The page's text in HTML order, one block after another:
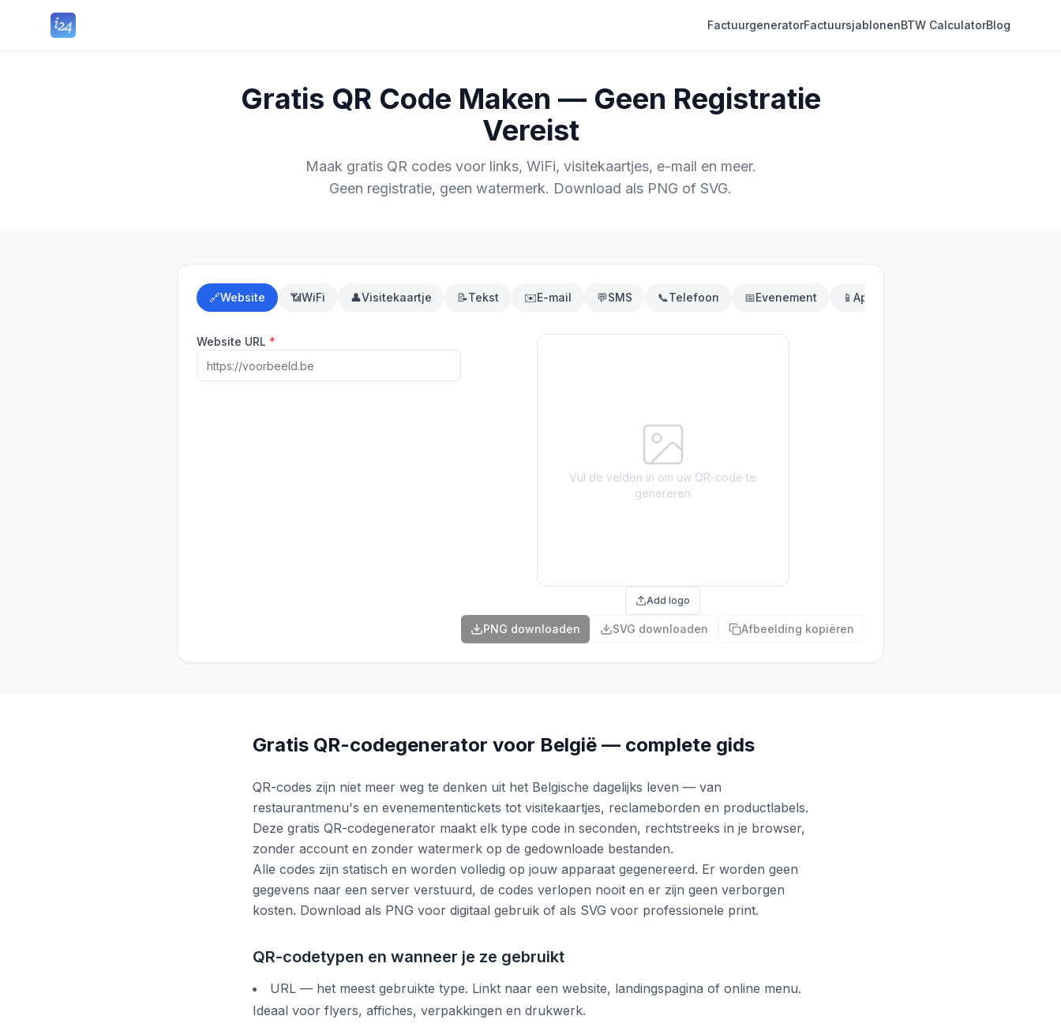
FactuurgeneratorFactuursjablonenBTW CalculatorBlog
Gratis QR Code Maken — Geen Registratie
Vereist
Maak gratis QR codes voor links, WiFi, visitekaartjes, e-mail en meer.
Geen registratie, geen watermerk. Download als PNG of SVG.
🔗Website 📶WiFi 👤Visitekaartje 📝Tekst ✉️E-mail 💬SMS 📞Telefoon 📅Evenement 📱 App
Website URL *
Vul de velden in om uw QR-code te
genereren
Add logo
PNG downloaden SVG downloaden Afbeelding kopiëren
Gratis QR-codegenerator voor België — complete gids
QR-codes zijn niet meer weg te denken uit het Belgische dagelijks leven — van
restaurantmenu's en evenemententickets tot visitekaartjes, reclameborden en productlabels.
Deze gratis QR-codegenerator maakt elk type code in seconden, rechtstreeks in je browser,
zonder account en zonder watermerk op de gedownloade bestanden.
Alle codes zijn statisch en worden volledig op jouw apparaat gegenereerd. Er worden geen
gegevens naar een server verstuurd, de codes verlopen nooit en er zijn geen verborgen
kosten. Download als PNG voor digitaal gebruik of als SVG voor professionele print.
QR-codetypen en wanneer je ze gebruikt
URL — het meest gebruikte type. Linkt naar een website, landingspagina of online menu.
Ideaal voor flyers, affiches, verpakkingen en drukwerk.